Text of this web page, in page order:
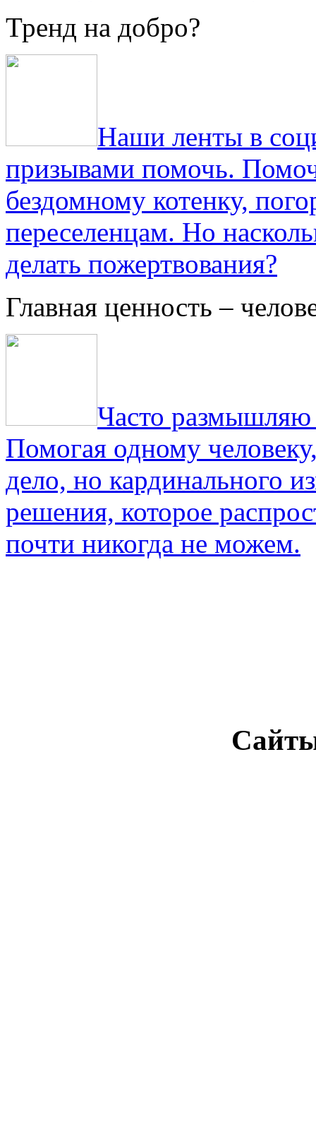
Тренд на добро?
Наши ленты в
призывами помочь.
бездомному котенку,
переселенцам. Но
делать пожертвования?
Главная ценность –
Часто размышляю
Помогая одному
дело, но кардинального
решения, которое
почти никогда не можем.